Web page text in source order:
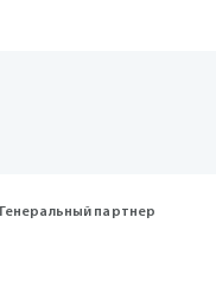
Генеральный партнер